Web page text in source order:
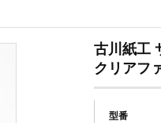
古川紙工
クリアフ
型番